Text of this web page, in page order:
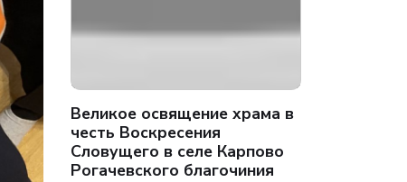
Великое освящение храма в
честь Воскресения
Словущего в селе Карпово
Рогачевского благочиния